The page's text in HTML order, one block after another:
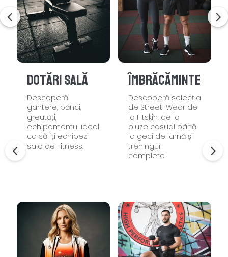
Dotări sală
Descoperă
gantere, bănci,
greutăți,
echipamentul ideal
ca să îți echipezi
sala de Fitness.
Îmbrăcăminte
Descoperă selecția
de Street-Wear de
la Fitskin, de la
bluze casual până
la geci de iarnă și
treninguri
complete.